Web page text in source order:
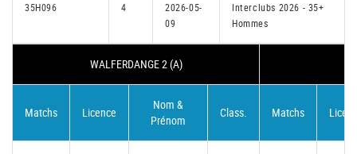
35H096 4
2026-05-
09
Interclubs 2026 - 35+
Hommes
WALFERDANGE 2 (A)
Matchs Licence
Nom &
Prénom
Class. Matchs